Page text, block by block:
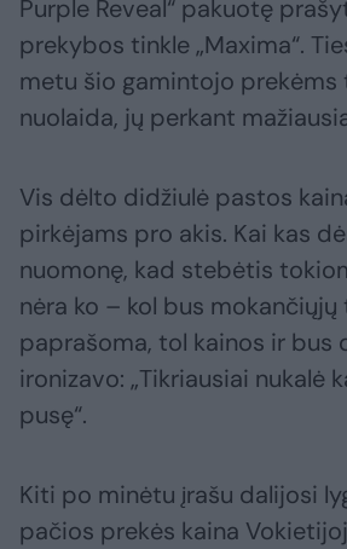
Purple Reveal“ pakuotę
prekybos tinkle „Maxima“.
metu šio gamintojo
nuolaida, jų perkant
Vis dėlto didžiulė pastos
pirkėjams pro akis. Kai kas
nuomonę, kad stebėtis
nėra ko – kol bus mokančiųjų
paprašoma, tol kainos ir bus
ironizavo: „Tikriausiai nukalė
pusę“.
Kiti po minėtu įrašu dalijosi
pačios prekės kaina